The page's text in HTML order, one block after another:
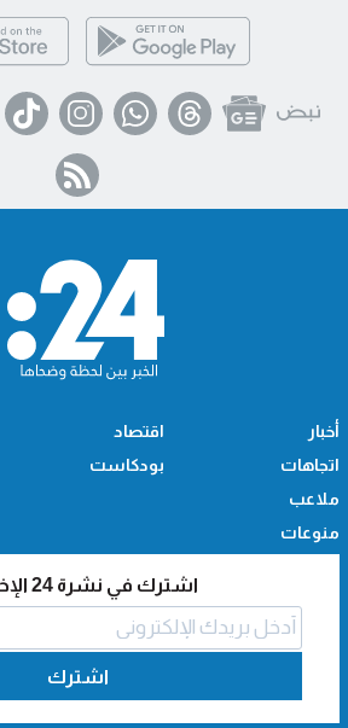
أخبار
اتجاهات
ملاعب
منوعات
اقتصاد
بودكاست
اشترك في نشرة 24 الإخبارية
اشترك